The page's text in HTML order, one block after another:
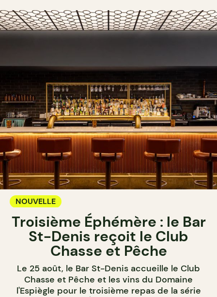
NOUVELLE
Troisième Éphémère : le Bar
St-Denis reçoit le Club
Chasse et Pêche
Le 25 août, le Bar St-Denis accueille le Club
Chasse et Pêche et les vins du Domaine
l'Espiègle pour le troisième repas de la série